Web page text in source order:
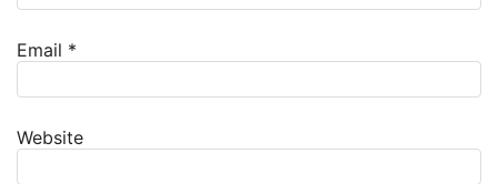
Email *
Website